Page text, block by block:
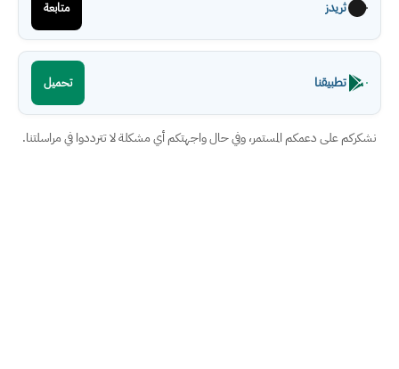
ثريدز متابعة
تطبيقنا تحميل
نشكركم على دعمكم المستمر، وفي حال واجهتكم أي مشكلة لا تترددوا في مراسلتنا.